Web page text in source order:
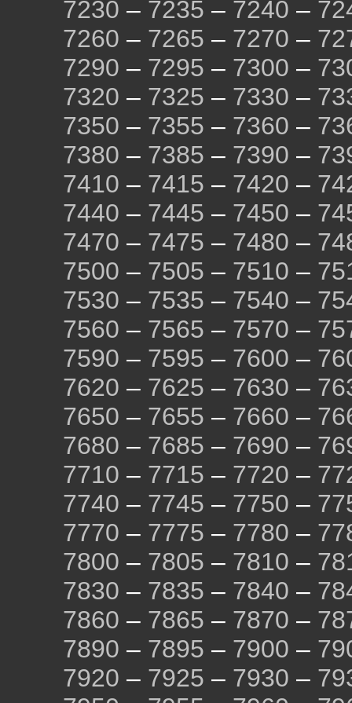
7230 – 7235 – 7240 –
7260 – 7265 – 7270 –
7290 – 7295 – 7300 –
7320 – 7325 – 7330 –
7350 – 7355 – 7360 –
7380 – 7385 – 7390 –
7410 – 7415 – 7420 –
7440 – 7445 – 7450 –
7470 – 7475 – 7480 –
7500 – 7505 – 7510 –
7530 – 7535 – 7540 –
7560 – 7565 – 7570 –
7590 – 7595 – 7600 –
7620 – 7625 – 7630 –
7650 – 7655 – 7660 –
7680 – 7685 – 7690 –
7710 – 7715 – 7720 –
7740 – 7745 – 7750 –
7770 – 7775 – 7780 –
7800 – 7805 – 7810 –
7830 – 7835 – 7840 –
7860 – 7865 – 7870 –
7890 – 7895 – 7900 –
7920 – 7925 – 7930 –